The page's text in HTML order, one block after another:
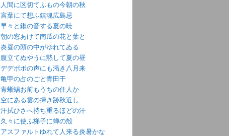
人間に区切てふもの今朝の秋
言葉にて想ふ鎮魂広島忌
早々と鍬の音する夏の暁
朝の窓あけて南瓜の花と葉と
炎昼の頭の中がゆれてゐる
腹立てぬやうに黙して夏の昼
デデポポの声にも渇き八月来
亀甲の占のごと青田干
青蜥蜴お前もうちの住人か
空にある雲の掃き跡秋近し
汗拭ひさへ持ち重るほどの汗
久々に使ふ梯子に蝉の殻
アスファルトゆれて人来る炎暑かな